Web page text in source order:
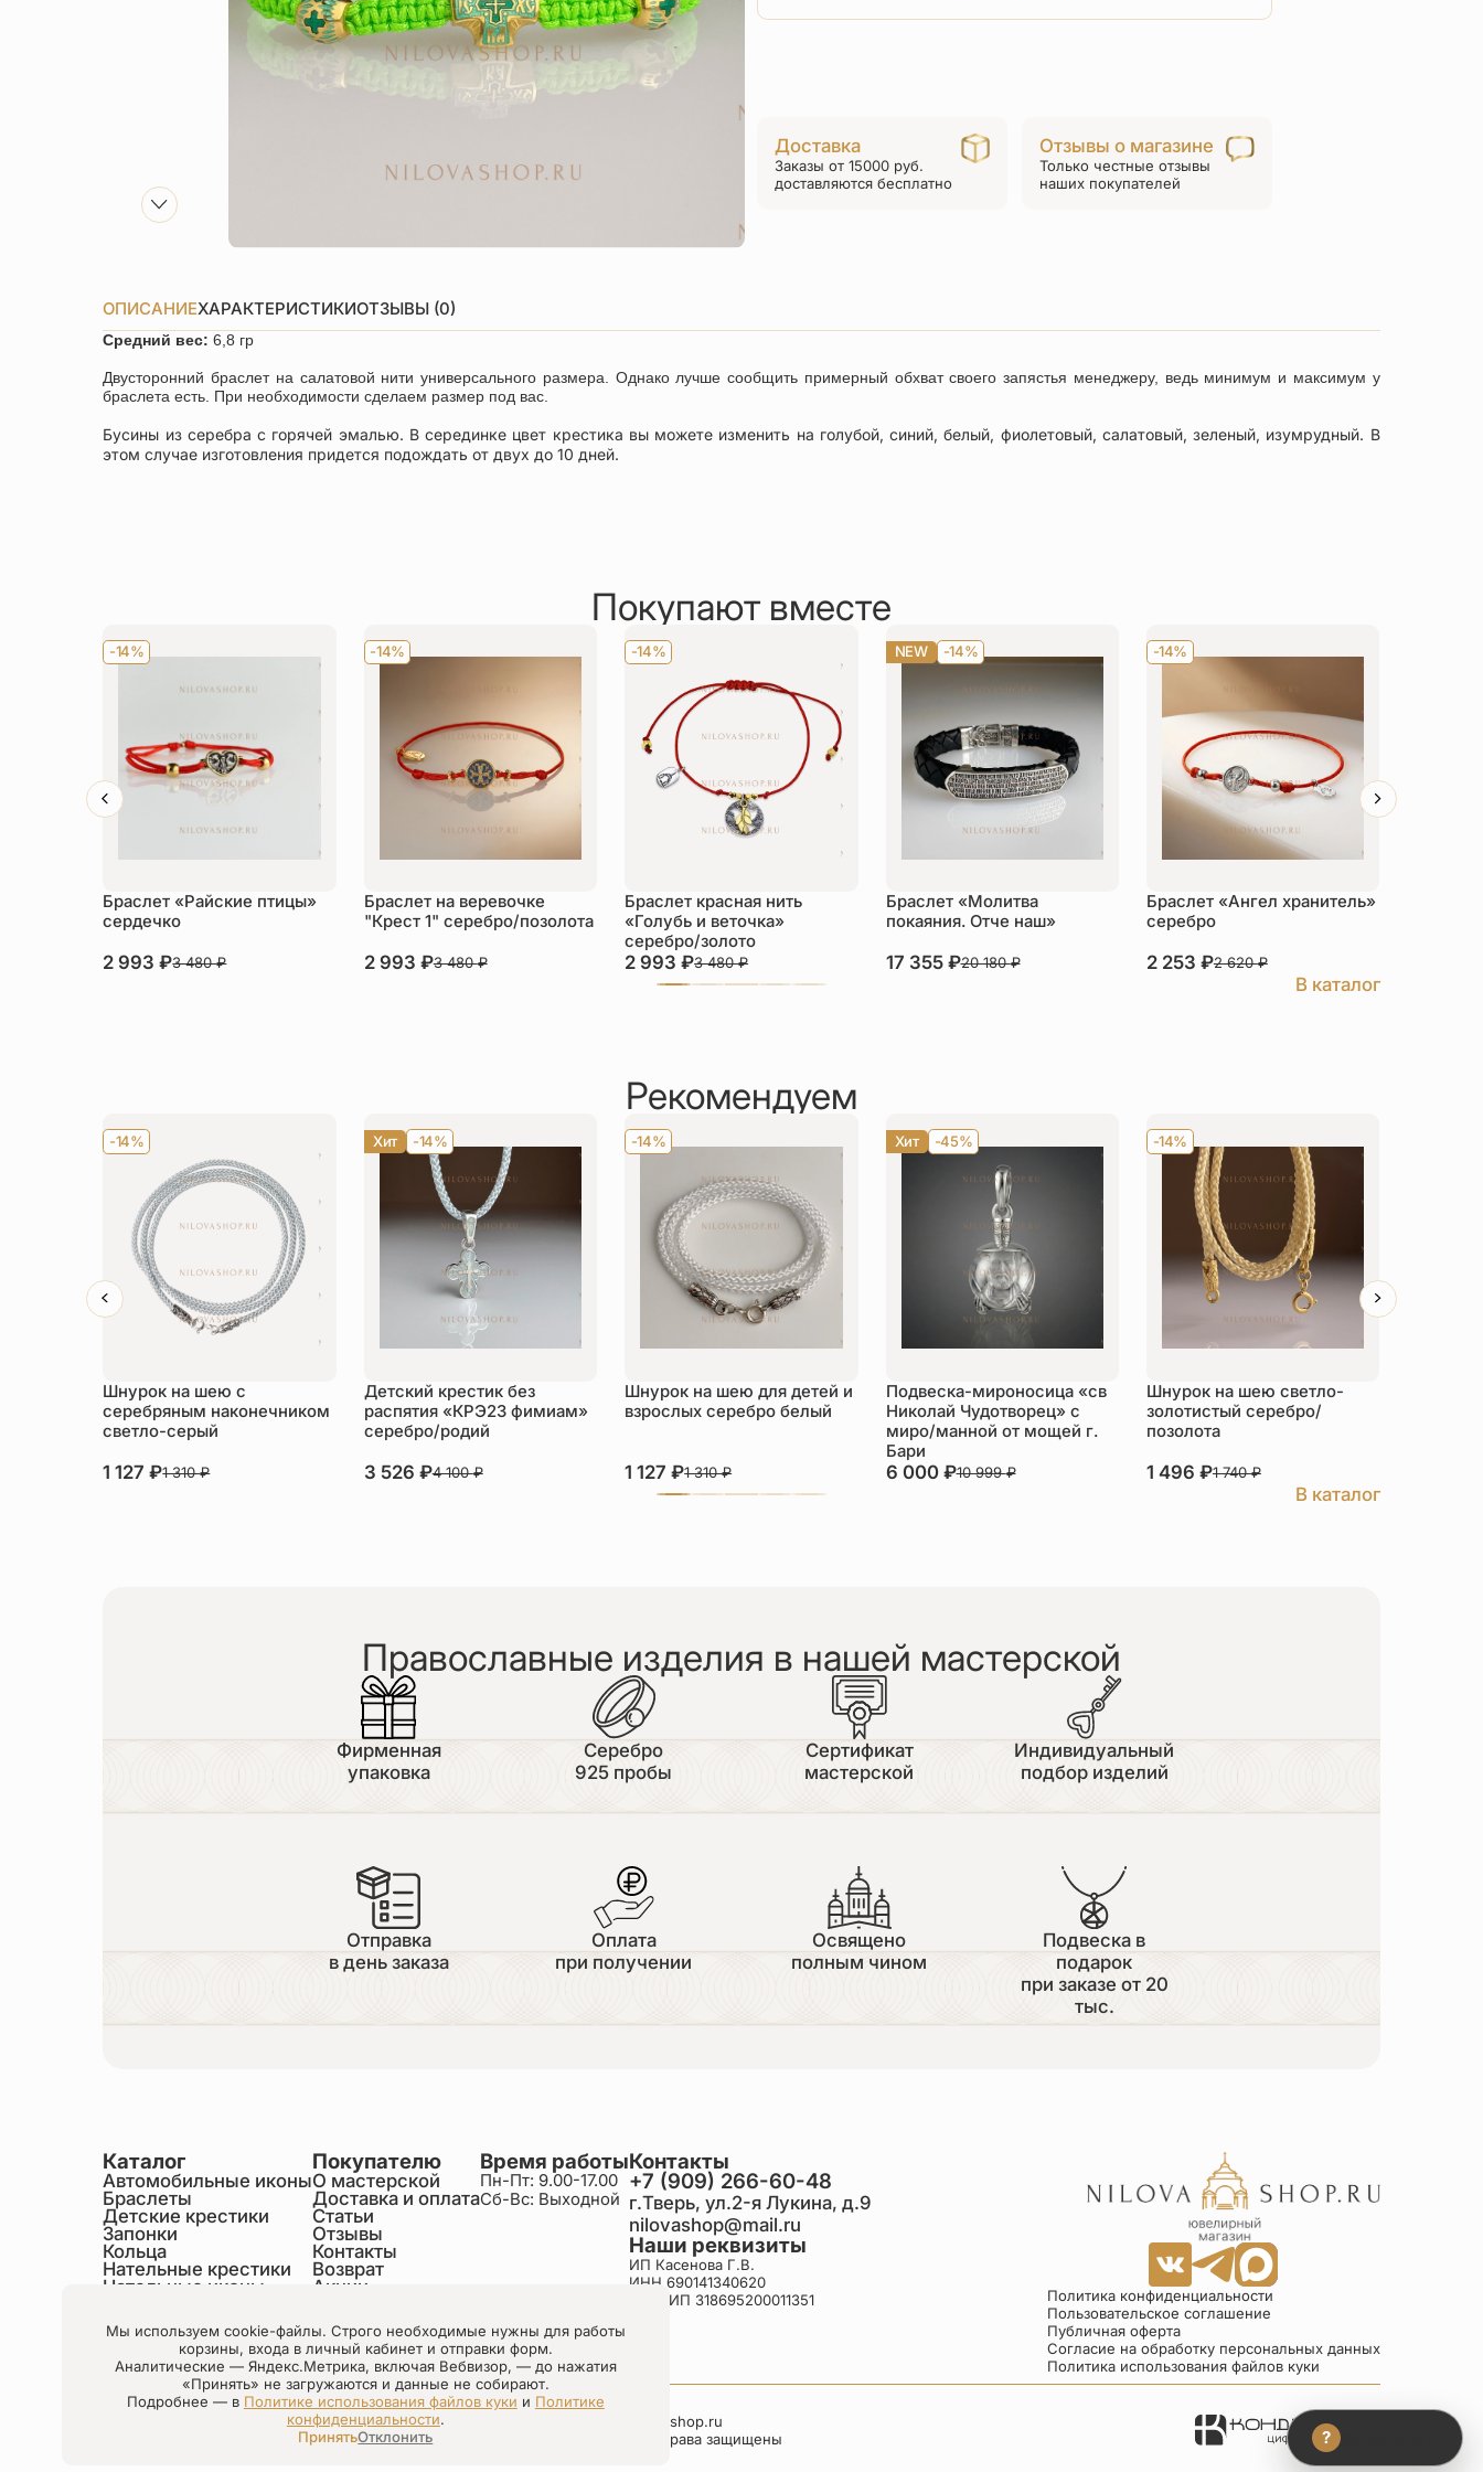
товара
нити
эмалью
Доставка
Заказы от 15000 руб.
доставляются бесплатно
Отзывы о магазине
Только честные отзывы
наших покупателей
ОПИСАНИЕХАРАКТЕРИСТИКИОТЗЫВЫ (0)
Средний вес: 6,8 гр
Двусторонний браслет на салатовой нити универсального размера. Однако лучше сообщить примерный обхват своего запястья менеджеру, ведь минимум и максимум у
браслета есть. При необходимости сделаем размер под вас.
Бусины из серебра с горячей эмалью. В серединке цвет крестика вы можете изменить на голубой, синий, белый, фиолетовый, салатовый, зеленый, изумрудный. В
этом случае изготовления придется подождать от двух до 10 дней.
Покупают вместе
-14%
Браслет «Райские птицы»
сердечко
2 993₽3 480₽
-14%
Браслет на веревочке
"Крест 1" серебро/позолота
2 993 ₽3 480₽
-14%
Браслет красная нить
«Голубь и веточка»
серебро/золото
2 993₽3 480₽
NEW -14%
Браслет «Молитва
покаяния. Отче наш»
17 355 ₽20 180₽
-14%
Браслет «Ангел хранитель»
серебро
2 253 ₽2 620₽
В каталог
Рекомендуем
-14%
Шнурок на шею с
серебряным наконечником
светло-серый
1 127₽1 310₽
Хит -14%
Детский крестик без
распятия «КРЭ23 фимиам»
серебро/родий
3 526 ₽4 100₽
-14%
Шнурок на шею для детей и
взрослых серебро белый
1 127₽1 310₽
Хит -45%
Подвеска-мироносица «св
Николай Чудотворец» с
миро/манной от мощей г.
Бари
6 000 ₽10 999₽
-14%
Шнурок на шею светло-
золотистый серебро/
позолота
1 496 ₽1 740₽
В каталог
Православные изделия в нашей мастерской
Фирменная
упаковка
Серебро
925 пробы
Сертификат
мастерской
Индивидуальный
подбор изделий
Отправка
в день заказа
Оплата
при получении
Освящено
полным чином
Подвеска в
подарок
при заказе от 20
тыс.
Каталог
Автомобильные иконы
Браслеты
Детские крестики
Запонки
Кольца
Нательные крестики
Нательные иконы
Образки именные
Статуэтки святых
Шнурки на шею
Чётки
Покупателю
О мастерской
Доставка и оплата
Статьи
Отзывы
Контакты
Возврат
Акции
Время работы
Пн-Пт: 9.00-17.00
Сб-Вс: Выходной
Контакты
+7 (909) 266-60-48
г.Тверь, ул.2-я Лукина, д.9
nilovashop@mail.ru
Наши реквизиты
ИП Касенова Г.В.
ИНН 690141340620
ОГРНИП 318695200011351
Политика конфиденциальности
Пользовательское соглашение
Публичная оферта
Согласие на обработку персональных данных
Политика использования файлов куки
nilovashop.ru
Все права защищены
Мы используем cookie-файлы. Строго необходимые нужны для работы
корзины, входа в личный кабинет и отправки форм.
Аналитические — Яндекс.Метрика, включая Вебвизор, — до нажатия
«Принять» не загружаются и данные не собирают.
Подробнее — в Политике использования файлов куки и Политике
конфиденциальности.
ПринятьОтклонить ? Консультант